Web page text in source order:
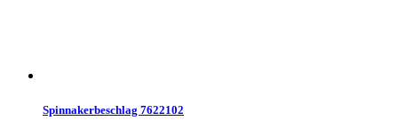
Spinnakerbeschlag 7622102